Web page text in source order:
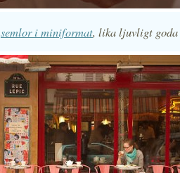
semlor i miniformat, lika ljuvligt goda